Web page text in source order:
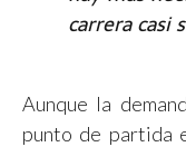
carrera casi
Aunque la
punto de partida